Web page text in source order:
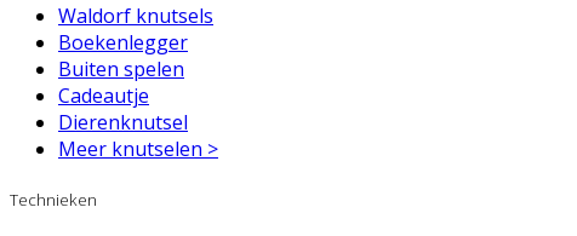
Waldorf knutsels
Boekenlegger
Buiten spelen
Cadeautje
Dierenknutsel
Meer knutselen >
Technieken